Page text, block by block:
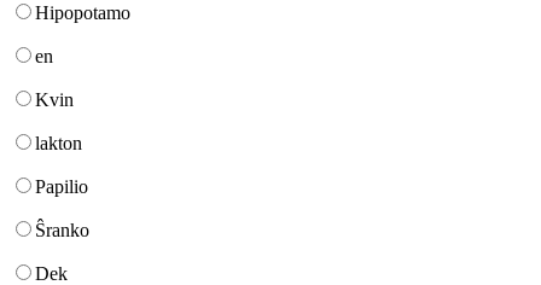
Hipopotamo
en
Kvin
lakton
Papilio
Ŝranko
Dek